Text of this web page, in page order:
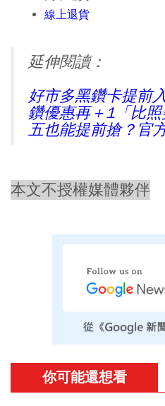
線上退貨
延伸閱讀：
好市多黑鑽卡提前
鑽優惠再＋1「比
五也能提前搶？官
本文不授權媒體夥伴